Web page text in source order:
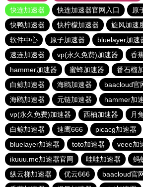
快连加速器
快连加速器官网入口
原
快鸭加速器
快柠檬加速器 旋风加速
软件中心
原子加速器 bluelayer加速
速连加速器
vp(永久免费)加速器
香
hammer加速器
蜜蜂加速器 番石榴
白鲸加速器
海鸥加速器 baacloud官
海鸥加速器
元链加速器 hammer加
vp(永久免费)加速器
西柚加速器
月
白鲸加速器
速鹰666 picacg加速器
bluelayer加速器
toto加速器
veee加
ikuuu.me加速器官网
哇哇加速器
蚂
纵云梯加速器
优云666 baacloud官